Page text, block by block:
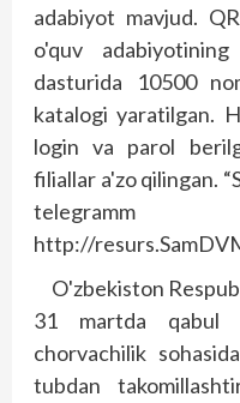
adabiyot mavjud.
o'quv
dasturida 10500
katalogi yaratilgan.
login va parol
filiallar a'zo qilingan.
http://
O'zbekiston
31 martda qabul
chorvachilik
tubdan